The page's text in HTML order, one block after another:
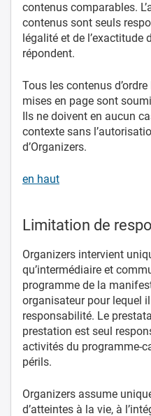
contenus comparables.
contenus sont seuls
légalité et de l’exactitude
répondent.
Tous les contenus
mises en page sont
Ils ne doivent en aucun
contexte sans
d’Organizers.
en haut
Limitation de
Organizers intervient
qu’intermédiaire et
programme de la
organisateur pour lequel
responsabilité. Le
prestation est seul
activités du programme-
périls.
Organizers assume
d’atteintes à la vie, à